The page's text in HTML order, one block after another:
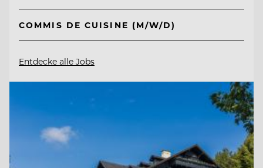
COMMIS DE CUISINE (M/W/D)
Entdecke alle Jobs